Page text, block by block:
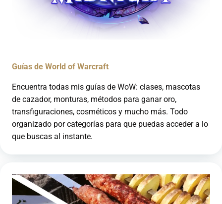
Guías de World of Warcraft
Encuentra todas mis guías de WoW: clases, mascotas
de cazador, monturas, métodos para ganar oro,
transfiguraciones, cosméticos y mucho más. Todo
organizado por categorías para que puedas acceder a lo
que buscas al instante.